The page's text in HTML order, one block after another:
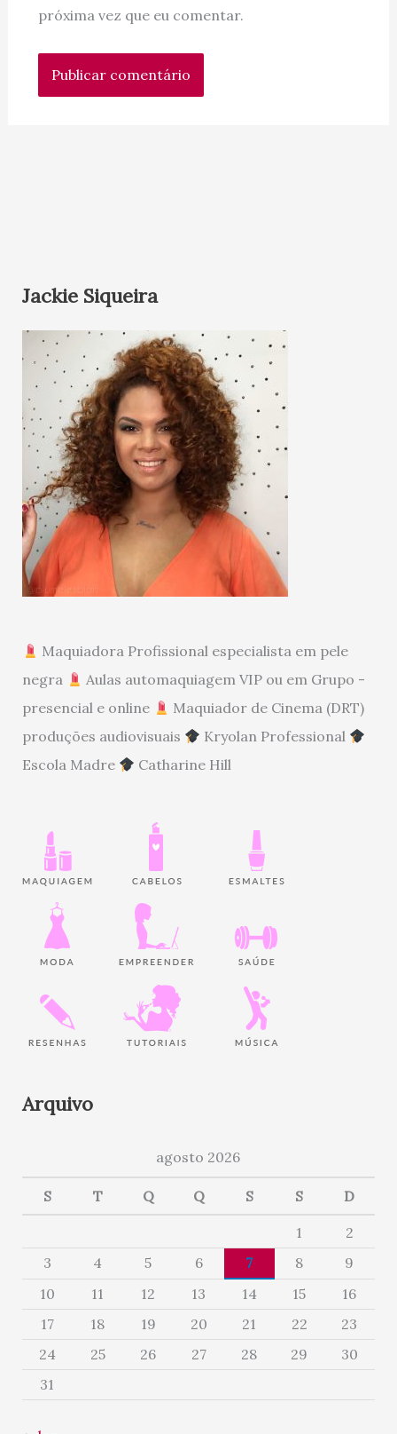
próxima vez que eu comentar.
Jackie Siqueira
Maquiadora Profissional especialista em pele
negra
Aulas automaquiagem VIP ou em Grupo -
presencial e online
Maquiador de Cinema (DRT)
produções audiovisuais
Kryolan Professional
Escola Madre
Catharine Hill
Arquivo
agosto 2026
S T Q Q S S D
1
2
3
4 5 6 7 8
9
10
11 12 13 14 15
16
17
18 19 20 21 22
23
24
25 26 27 28 29
30
31